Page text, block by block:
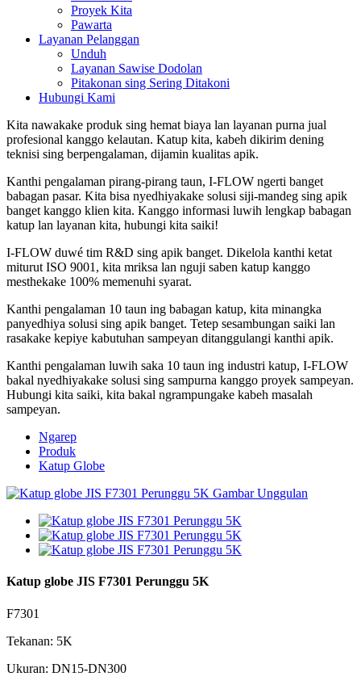
Proyek Kita
Pawarta
Layanan Pelanggan
Unduh
Layanan Sawise Dodolan
Pitakonan sing Sering Ditakoni
Hubungi Kami
Kita nawakake produk sing hemat biaya lan layanan purna jual
profesional kanggo kelautan. Katup kita, kabeh dikirim dening
teknisi sing berpengalaman, dijamin kualitas apik.
Kanthi pengalaman pirang-pirang taun, I-FLOW ngerti banget
babagan pasar. Kita bisa nyedhiyakake solusi siji-mandeg sing apik
banget kanggo klien kita. Kanggo informasi luwih lengkap babagan
katup lan layanan kita, hubungi kita saiki!
I-FLOW duwé tim R&D sing apik banget. Dikelola kanthi ketat
miturut ISO 9001, kita mriksa lan nguji saben katup kanggo
mesthekake 100% memenuhi syarat.
Kanthi pengalaman 10 taun ing babagan katup, kita minangka
panyedhiya solusi sing apik banget. Tetep sesambungan saiki lan
rasakake kepiye kabutuhan sampeyan ditanggulangi kanthi apik.
Kanthi pengalaman luwih saka 10 taun ing industri katup, I-FLOW
bakal nyedhiyakake solusi sing sampurna kanggo proyek sampeyan.
Hubungi kita saiki, kita bakal ngrampungake kabeh masalah
sampeyan.
Ngarep
Produk
Katup Globe
Katup globe JIS F7301 Perunggu 5K
F7301
Tekanan: 5K
Ukuran: DN15-DN300